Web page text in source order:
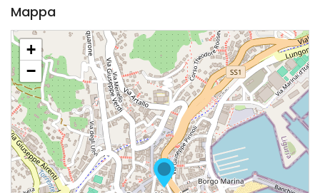
Mappa
+
−